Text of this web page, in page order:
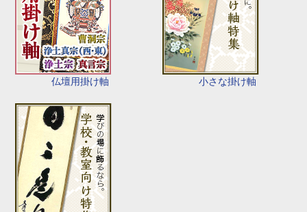
仏壇用掛け軸 小さな掛け軸